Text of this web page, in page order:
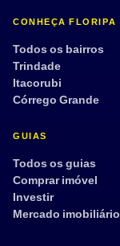
CONHEÇA FLORIPA
Todos os bairros
Trindade
Itacorubi
Córrego Grande
GUIAS
Todos os guias
Comprar imóvel
Investir
Mercado imobiliário